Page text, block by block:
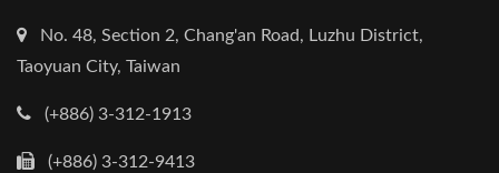
No. 48, Section 2, Chang'an Road, Luzhu District,
Taoyuan City, Taiwan
(+886) 3-312-1913
(+886) 3-312-9413